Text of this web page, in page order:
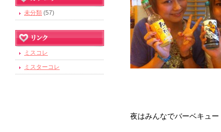
夜はみんなでバーベキュー
未分類 (57)
ミスコレ
ミスターコレ